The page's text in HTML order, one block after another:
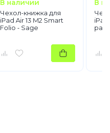
В наличии
Чехол-книжка для
iPad Air 13 M2 Smart
Folio - Sage
В
iPad